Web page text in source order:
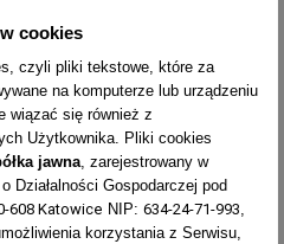
DRABINY?
UŻYWAĆ DRABINY?
[KG]
WYSYŁKA
9415
2x5
cookies
czyli pliki tekstowe, które za
na komputerze lub urządzeniu
wiązać się również z
Użytkownika. Pliki cookies
jawna , zarejestrowany w
Działalności Gospodarczej pod
608 Katowice NIP: 634-24-71-993
korzystania z Serwisu,